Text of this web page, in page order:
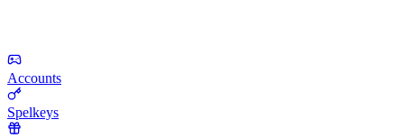
Accounts
Spelkeys